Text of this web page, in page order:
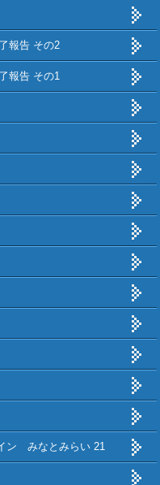
報告 その2
報告 その1
ン みなとみらい 21